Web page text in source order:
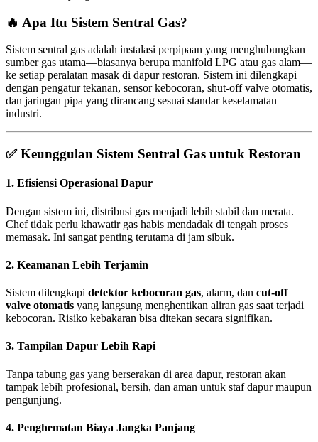
🔥 Apa Itu Sistem Sentral Gas?
Sistem sentral gas adalah instalasi perpipaan yang menghubungkan
sumber gas utama—biasanya berupa manifold LPG atau gas alam—
ke setiap peralatan masak di dapur restoran. Sistem ini dilengkapi
dengan pengatur tekanan, sensor kebocoran, shut-off valve otomatis,
dan jaringan pipa yang dirancang sesuai standar keselamatan
industri.
✅Keunggulan Sistem Sentral Gas untuk Restoran
1. Efisiensi Operasional Dapur
Dengan sistem ini, distribusi gas menjadi lebih stabil dan merata.
Chef tidak perlu khawatir gas habis mendadak di tengah proses
memasak. Ini sangat penting terutama di jam sibuk.
2. Keamanan Lebih Terjamin
Sistem dilengkapi detektor kebocoran gas, alarm, dan cut-off
valve otomatis yang langsung menghentikan aliran gas saat terjadi
kebocoran. Risiko kebakaran bisa ditekan secara signifikan.
3. Tampilan Dapur Lebih Rapi
Tanpa tabung gas yang berserakan di area dapur, restoran akan
tampak lebih profesional, bersih, dan aman untuk staf dapur maupun
pengunjung.
4. Penghematan Biaya Jangka Panjang